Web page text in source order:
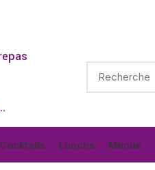
Cocktails Lunchs Menus